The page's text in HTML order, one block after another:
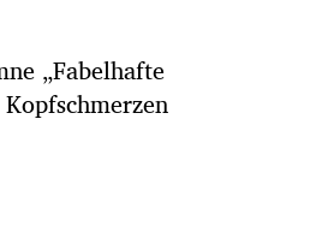
„Fabelhafte